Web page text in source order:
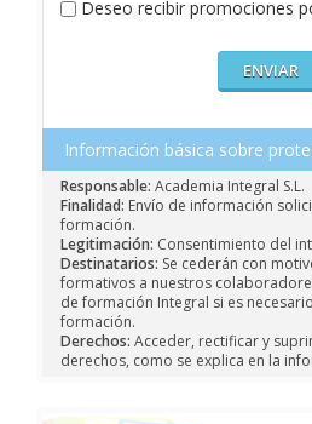
Deseo recibir promociones
Información básica sobre
Responsable: Academia Integral S.L.
Finalidad: Envío de información
formación.
Legitimación: Consentimiento del
Destinatarios: Se cederán con
formativos a nuestros colaboradores
de formación Integral si es
formación.
Derechos: Acceder, rectificar y
derechos, como se explica en la